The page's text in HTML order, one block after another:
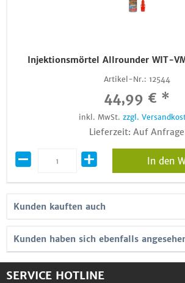
Injektionsmörtel Allrounder WIT-
Artikel-Nr.: 12544
44,99 € *
inkl. MwSt. zzgl.
Lieferzeit: Auf Anfrage
In den
Kunden kauften auch
Kunden haben sich ebenfalls
SERVICE HOTLINE